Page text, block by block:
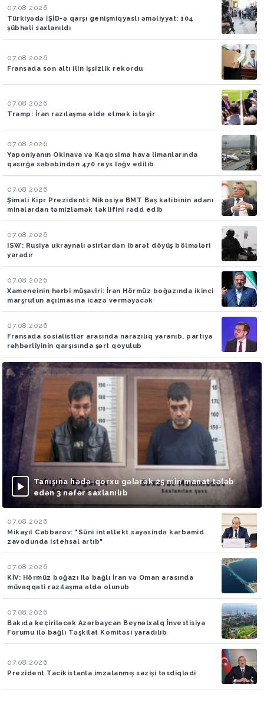
07.08.2026
Türkiyədə İŞİD-ə qarşı genişmiqyaslı əməliyyat: 104
şübhəli saxlanıldı
07.08.2026
Fransada son altı ilin işsizlik rekordu
07.08.2026
Tramp: İran razılaşma əldə etmək istəyir
07.08.2026
Yaponiyanın Okinava və Kaqosima hava limanlarında
qasırğa səbəbindən 470 reys ləğv edilib
07.08.2026
Şimali Kipr Prezidenti: Nikosiya BMT Baş katibinin adanı
minalardan təmizləmək təklifini rədd edib
07.08.2026
ISW: Rusiya ukraynalı əsirlərdən ibarət döyüş bölmələri
yaradır
07.08.2026
Xameneinin hərbi müşaviri: İran Hörmüz boğazında ikinci
marşrutun açılmasına icazə verməyəcək
07.08.2026
Fransada sosialistlər arasında narazılıq yaranıb, partiya
rəhbərliyinin qarşısında şərt qoyulub
Tanışına hədə-qorxu gələrək 25 min manat tələb
edən 3 nəfər saxlanılıb
07.08.2026
Mikayıl Cabbarov: "Süni intellekt sayəsində karbamid
zavodunda istehsal artıb"
07.08.2026
KİV: Hörmüz boğazı ilə bağlı İran və Oman arasında
müvəqqəti razılaşma əldə olunub
07.08.2026
Bakıda keçiriləcək Azərbaycan Beynəlxalq İnvestisiya
Forumu ilə bağlı Təşkilat Komitəsi yaradılıb
07.08.2026
Prezident Tacikistanla imzalanmış sazişi təsdiqlədi